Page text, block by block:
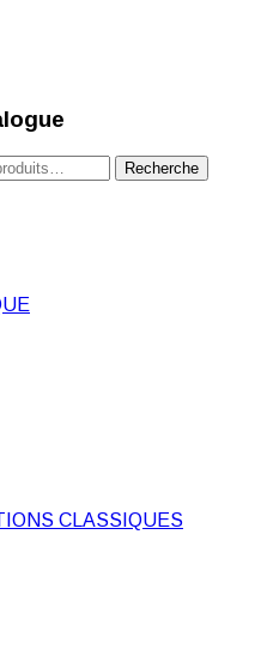
Recherche
CLASSIQUES